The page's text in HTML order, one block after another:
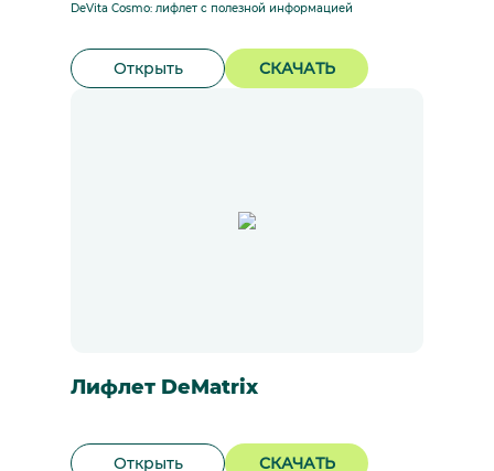
DeVita Cosmo: лифлет с полезной информацией
Открыть СКАЧАТЬ
Лифлет DeMatrix
Открыть СКАЧАТЬ